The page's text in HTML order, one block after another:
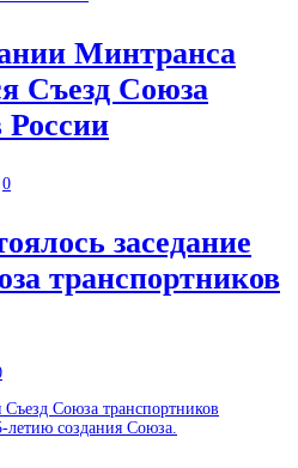
Минтранса
Съезд Союза
России
0
заседание
транспортников